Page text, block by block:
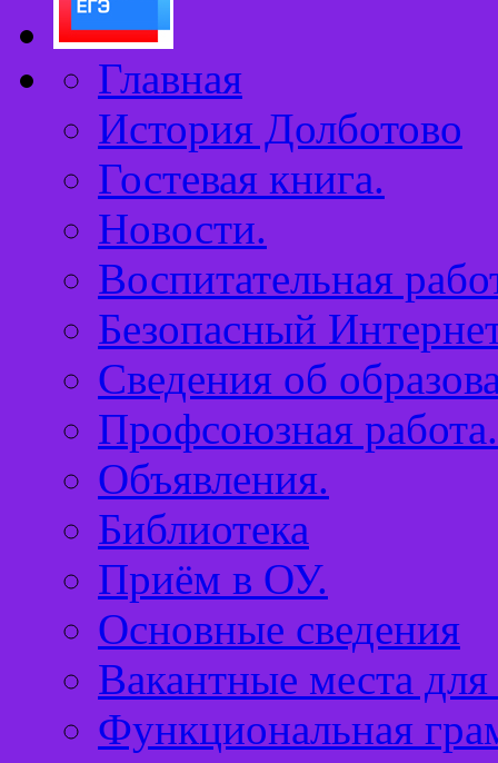
Главная
История Долботово
Гостевая книга.
Новости.
Воспитательная
Безопасный
Сведения об
Профсоюзная работа.
Объявления.
Библиотека
Приём в ОУ.
Основные сведения
Вакантные места
Функциональная